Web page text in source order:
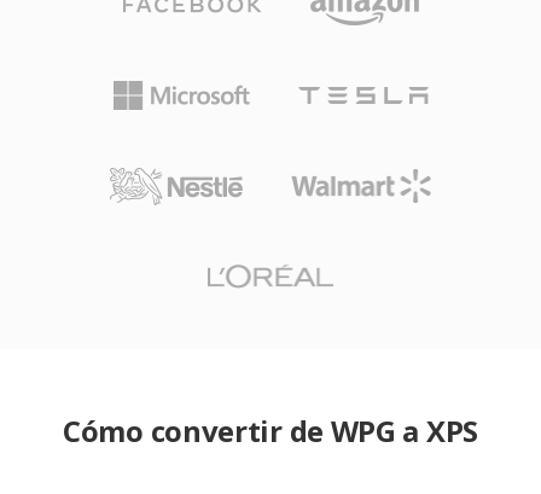
Cómo convertir de WPG a XPS